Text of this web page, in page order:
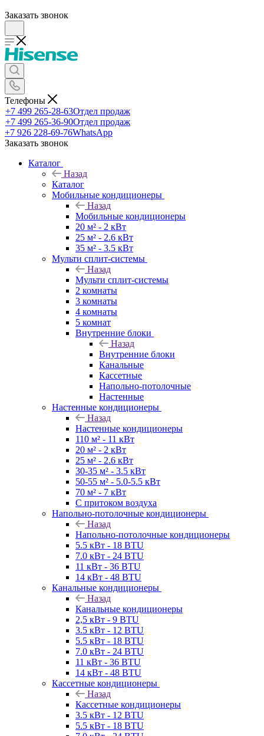
Заказать звонок
Телефоны
+7 499 265-28-63Отдел продаж
+7 499 265-36-90Отдел продаж
+7 926 228-69-76WhatsApp
Заказать звонок
Каталог
Назад
Каталог
Мобильные кондиционеры
Назад
Мобильные кондиционеры
20 м² - 2 кВт
25 м² - 2.6 кВт
35 м² - 3.5 кВт
Мульти сплит-системы
Назад
Мульти сплит-системы
2 комнаты
3 комнаты
4 комнаты
5 комнат
Внутренние блоки
Назад
Внутренние блоки
Канальные
Кассетные
Напольно-потолочные
Настенные
Настенные кондиционеры
Назад
Настенные кондиционеры
110 м² - 11 кВт
20 м² - 2 кВт
25 м² - 2.6 кВт
30-35 м² - 3.5 кВт
50-55 м² - 5.0-5.5 кВт
70 м² - 7 кВт
С притоком воздуха
Напольно-потолочные кондиционеры
Назад
Напольно-потолочные кондиционеры
5.5 кВт - 18 BTU
7.0 кВт - 24 BTU
11 кВт - 36 BTU
14 кВт - 48 BTU
Канальные кондиционеры
Назад
Канальные кондиционеры
2,5 кВт - 9 BTU
3.5 кВт - 12 BTU
5.5 кВт - 18 BTU
7.0 кВт - 24 BTU
11 кВт - 36 BTU
14 кВт - 48 BTU
Кассетные кондиционеры
Назад
Кассетные кондиционеры
3.5 кВт - 12 BTU
5.5 кВт - 18 BTU